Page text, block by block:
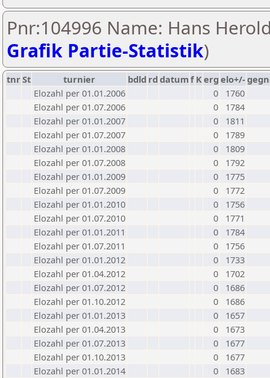
Pnr:104996 Name: Hans
Grafik Partie-Statistik)
tnrSt turnier bdld rd datumf Kerg elo+/-
Elozahl per 01.01.2006
0
1760
Elozahl per 01.07.2006
0
1784
Elozahl per 01.01.2007
0
1811
Elozahl per 01.07.2007
0
1789
Elozahl per 01.01.2008
0
1809
Elozahl per 01.07.2008
0
1792
Elozahl per 01.01.2009
0
1775
Elozahl per 01.07.2009
0
1772
Elozahl per 01.01.2010
0
1756
Elozahl per 01.07.2010
0
1771
Elozahl per 01.01.2011
0
1784
Elozahl per 01.07.2011
0
1756
Elozahl per 01.01.2012
0
1733
Elozahl per 01.04.2012
0
1702
Elozahl per 01.07.2012
0
1686
Elozahl per 01.10.2012
0
1686
Elozahl per 01.01.2013
0
1657
Elozahl per 01.04.2013
0
1673
Elozahl per 01.07.2013
0
1677
Elozahl per 01.10.2013
0
1677
Elozahl per 01.01.2014
0
1683